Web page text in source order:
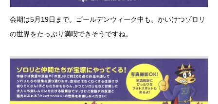
会期は5月19日まで。ゴールデンウィーク中も、かいけつゾロリ
の世界をたっぷり満喫できそうですね。